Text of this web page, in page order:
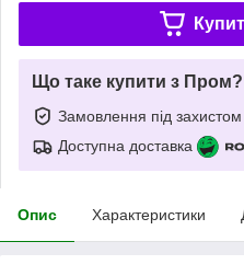
Що таке купити з Пром?
Замовлення під захистом
Доступна доставка
Опис Характеристики